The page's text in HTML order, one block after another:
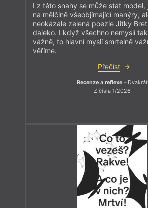
I z této snahy se může stát model,
na mělčině všeobjímající manýry,
neokázale zelená poezie Jitky
daleko. I když všechno nemyslí
vážně, to hlavní myslí smrtelně
věříme.
Přečíst
Recenze a reflexe – Dvakrát
Z čísla 1/2026